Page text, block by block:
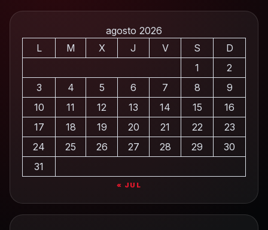
agosto 2026
L
M X J V S
D
1
2
3
4 5 6 7 8
9
10
11 12 13 14 15
16
17
18 19 20 21 22
23
24
25 26 27 28 29
30
31
« JUL